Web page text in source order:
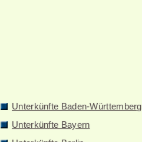
Unterkünfte Baden-Württemberg
Unterkünfte Bayern